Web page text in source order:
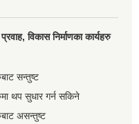
विकास निर्माणका कार्यहरु
सन्तुष्ट
थप सुधार गर्न सकिने
असन्तुष्ट